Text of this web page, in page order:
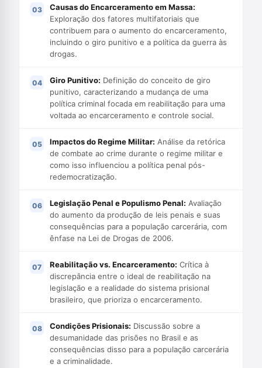
Causas do Encarceramento em Massa:
Exploração dos fatores multifatoriais que
contribuem para o aumento do encarceramento,
incluindo o giro punitivo e a política da guerra às
drogas.
Giro Punitivo: Definição do conceito de giro
punitivo, caracterizando a mudança de uma
política criminal focada em reabilitação para uma
voltada ao encarceramento e controle social.
Impactos do Regime Militar: Análise da retórica
de combate ao crime durante o regime militar e
como isso influenciou a política penal pós-
redemocratização.
Legislação Penal e Populismo Penal: Avaliação
do aumento da produção de leis penais e suas
consequências para a população carcerária, com
ênfase na Lei de Drogas de 2006.
Reabilitação vs. Encarceramento: Crítica à
discrepância entre o ideal de reabilitação na
legislação e a realidade do sistema prisional
brasileiro, que prioriza o encarceramento.
Condições Prisionais: Discussão sobre a
desumanidade das prisões no Brasil e as
consequências disso para a população carcerária
e a criminalidade.